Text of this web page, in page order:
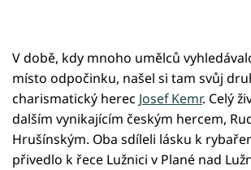
V době, kdy mnoho umělců
místo odpočinku, našel si tam svůj
charismatický herec Josef Kemr. Celý
dalším vynikajícím českým hercem,
Hrušínským. Oba sdíleli lásku k
přivedlo k řece Lužnici v Plané nad